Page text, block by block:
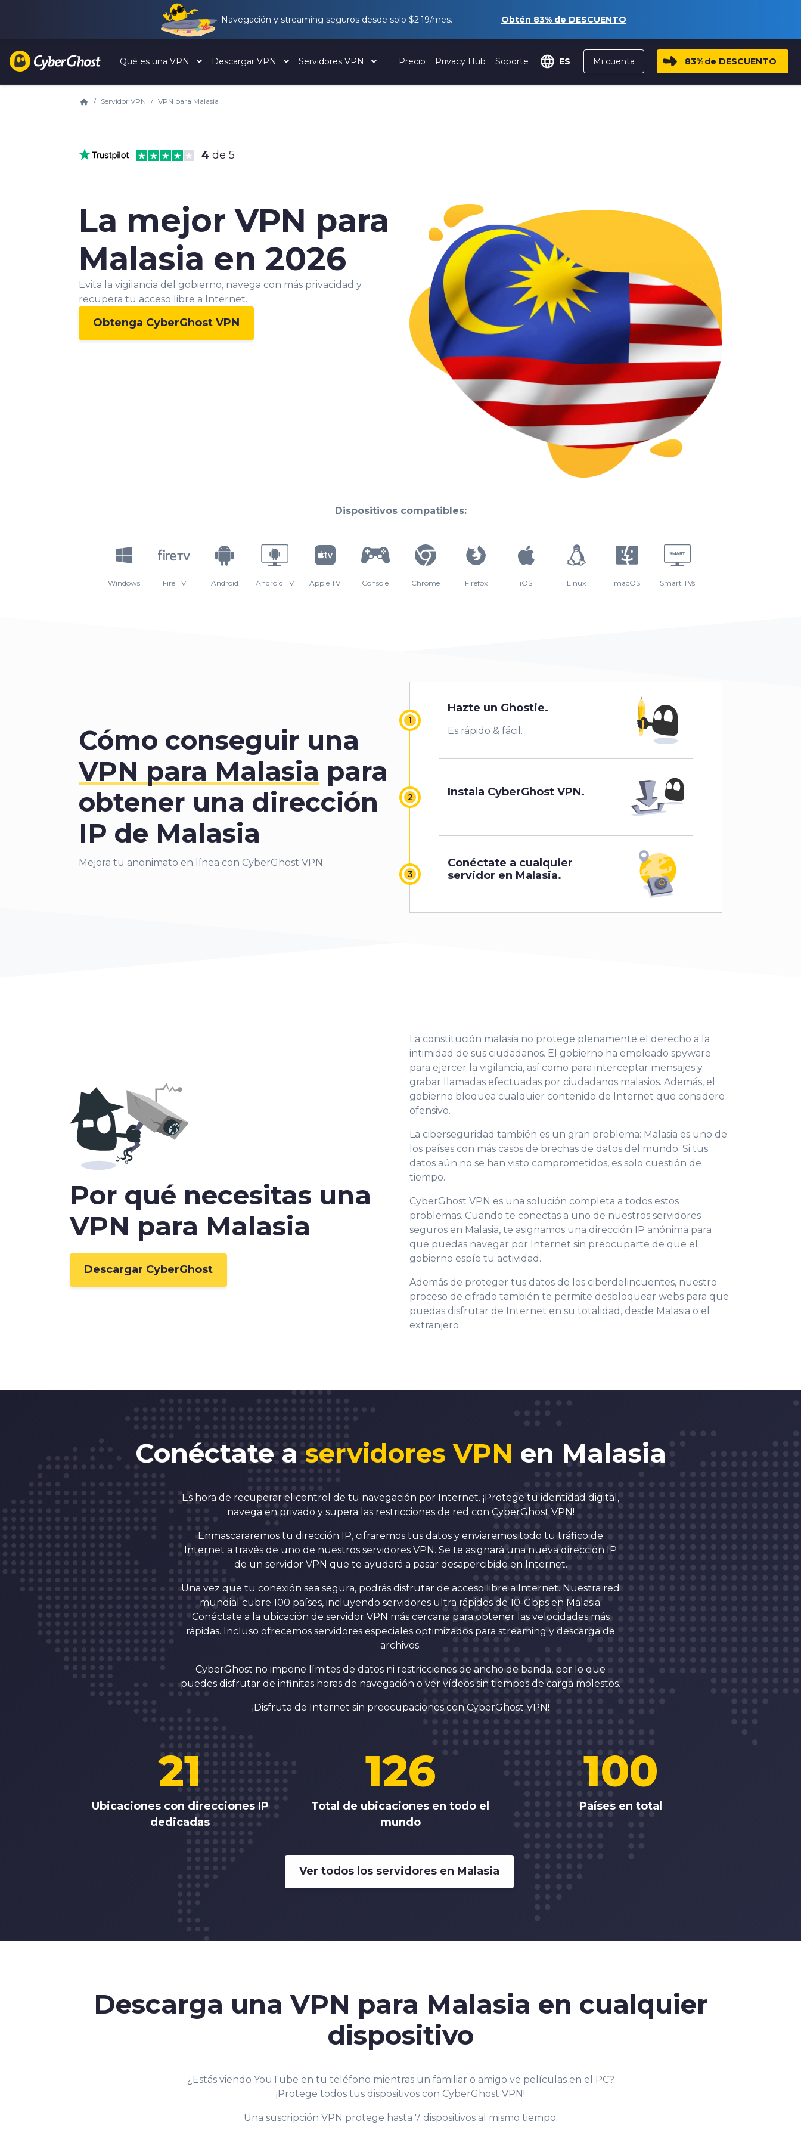
Navegación y streaming seguros desde solo $2.19/mes. Obtén 83% de DESCUENTO
Qué es una VPN Descargar VPN Servidores VPN Precio Privacy Hub Soporte ES Mi cuenta 83%de DESCUENTO
Servidor VPN VPN para Malasia
4 de 5
La mejor VPN para
Malasia en 2026
Evita la vigilancia del gobierno, navega con más privacidad y
recupera tu acceso libre a Internet.
Obtenga CyberGhost VPN
Dispositivos compatibles:
Windows Fire TV Android Android TV Apple TV Console Chrome Firefox iOS Linux macOS Smart TVs
Cómo conseguir una
VPN para Malasia para
obtener una dirección
IP de Malasia
Mejora tu anonimato en línea con CyberGhost VPN
Hazte un Ghostie.
Es rápido & fácil.
Instala CyberGhost VPN.
Conéctate a cualquier
servidor en Malasia.
Por qué necesitas una
VPN para Malasia
Descargar CyberGhost
La constitución malasia no protege plenamente el derecho a la
intimidad de sus ciudadanos. El gobierno ha empleado spyware
para ejercer la vigilancia, así como para interceptar mensajes y
grabar llamadas efectuadas por ciudadanos malasios. Además, el
gobierno bloquea cualquier contenido de Internet que considere
ofensivo.
La ciberseguridad también es un gran problema: Malasia es uno de
los países con más casos de brechas de datos del mundo. Si tus
datos aún no se han visto comprometidos, es solo cuestión de
tiempo.
CyberGhost VPN es una solución completa a todos estos
problemas. Cuando te conectas a uno de nuestros servidores
seguros en Malasia, te asignamos una dirección IP anónima para
que puedas navegar por Internet sin preocuparte de que el
gobierno espíe tu actividad.
Además de proteger tus datos de los ciberdelincuentes, nuestro
proceso de cifrado también te permite desbloquear webs para que
puedas disfrutar de Internet en su totalidad, desde Malasia o el
extranjero.
Conéctate a servidores VPN en Malasia
Es hora de recuperar el control de tu navegación por Internet. ¡Protege tu identidad digital,
navega en privado y supera las restricciones de red con CyberGhost VPN!
Enmascararemos tu dirección IP, cifraremos tus datos y enviaremos todo tu tráfico de
Internet a través de uno de nuestros servidores VPN. Se te asignará una nueva dirección IP
de un servidor VPN que te ayudará a pasar desapercibido en Internet.
Una vez que tu conexión sea segura, podrás disfrutar de acceso libre a Internet. Nuestra red
mundial cubre 100 países, incluyendo servidores ultra rápidos de 10-Gbps en Malasia.
Conéctate a la ubicación de servidor VPN más cercana para obtener las velocidades más
rápidas. Incluso ofrecemos servidores especiales optimizados para streaming y descarga de
archivos.
CyberGhost no impone límites de datos ni restricciones de ancho de banda, por lo que
puedes disfrutar de infinitas horas de navegación o ver vídeos sin tiempos de carga molestos.
¡Disfruta de Internet sin preocupaciones con CyberGhost VPN!
Ubicaciones con direcciones IP
dedicadas
21
Total de ubicaciones en todo el
mundo
126
Países en total
100
Ver todos los servidores en Malasia
Descarga unaVPN para Malasia en cualquier
dispositivo
¿Estás viendo YouTube en tu teléfono mientras un familiar o amigo ve películas en el PC?
¡Protege todos tus dispositivos con CyberGhost VPN!
Una suscripción VPN protege hasta 7 dispositivos al mismo tiempo.